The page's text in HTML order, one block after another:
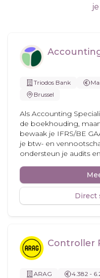
Triodos Bank
Brussel
Als Accounting
de boekhouding,
bewaak je IFRS/BE
je btw- en
ondersteun je audits
Direct
Controller
ARAG 4.382 -